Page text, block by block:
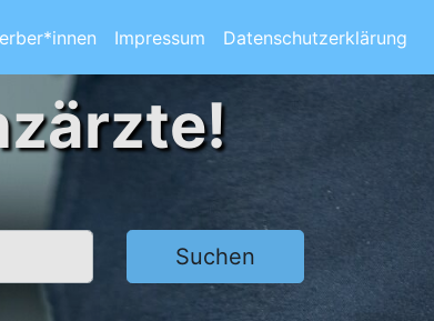
Impressum Datenschutzerklärung
Suchen